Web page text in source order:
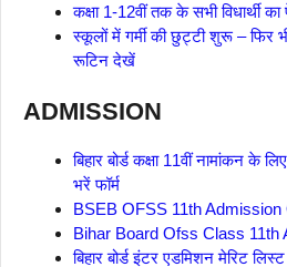
कक्षा 1-12वीं तक के सभी विधार्थी का
स्कूलों में गर्मी की छुट्टी शुरू – फिर
रूटिन देखें
ADMISSION
बिहार बोर्ड कक्षा 11वीं नामांकन
भरें फॉर्म
BSEB OFSS 11th
Bihar Board Ofss Class 11th
बिहार बोर्ड इंटर एडमिशन मेरिट